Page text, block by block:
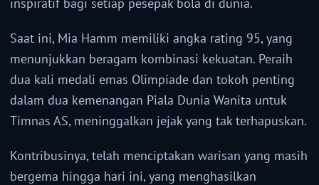
Saat ini, Mia Hamm memiliki angka rating 95, yang
menunjukkan beragam kombinasi kekuatan. Peraih
dua kali medali emas Olimpiade dan tokoh penting
dalam dua kemenangan Piala Dunia Wanita untuk
Timnas AS, meninggalkan jejak yang tak terhapuskan.
Kontribusinya, telah menciptakan warisan yang masih
bergema hingga hari ini, yang menghasilkan